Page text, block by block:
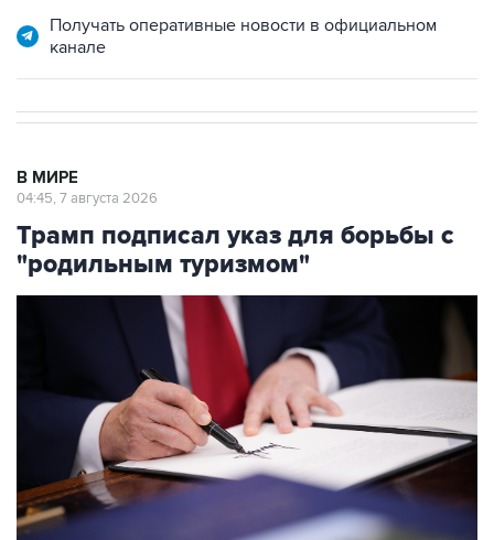
Получать оперативные новости в официальном
канале
В МИРЕ
04:45, 7 августа 2026
Трамп подписал указ для борьбы с
"родильным туризмом"